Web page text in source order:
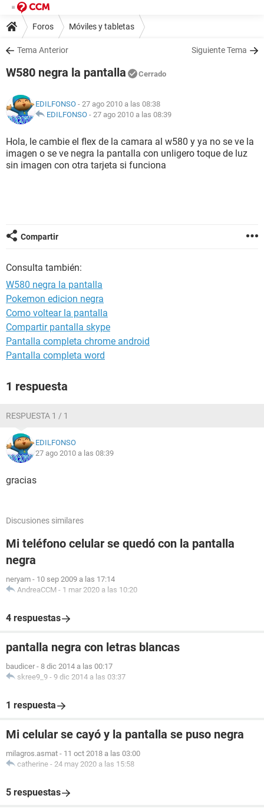
Foros Móviles y tabletas
Tema Anterior Siguiente Tema
W580 negra la pantalla Cerrado
EDILFONSO - 27 ago 2010 a las 08:38
EDILFONSO - 27 ago 2010 a las 08:39
Hola, le cambie el flex de la camara al w580 y ya no se ve la
imagen o se ve negra la pantalla con unligero toque de luz
sin imagen con otra tarjeta si funciona
Compartir
Consulta también:
W580 negra la pantalla
Pokemon edicion negra
Como voltear la pantalla
Compartir pantalla skype
Pantalla completa chrome android
Pantalla completa word
1 respuesta
RESPUESTA 1 / 1
EDILFONSO
27 ago 2010 a las 08:39
gracias
Discusiones similares
Mi teléfono celular se quedó con la pantalla
negra
neryam - 10 sep 2009 a las 17:14
AndreaCCM - 1 mar 2020 a las 10:20
4 respuestas
pantalla negra con letras blancas
baudicer - 8 dic 2014 a las 00:17
skree9_9 - 9 dic 2014 a las 03:37
1 respuesta
Mi celular se cayó y la pantalla se puso negra
milagros.asmat - 11 oct 2018 a las 03:00
catherine - 24 may 2020 a las 15:58
5 respuestas